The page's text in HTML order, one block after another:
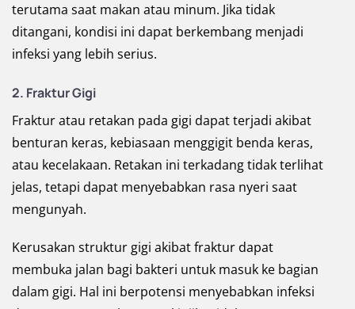
terutama saat makan atau minum. Jika tidak
ditangani, kondisi ini dapat berkembang menjadi
infeksi yang lebih serius.
2. Fraktur Gigi
Fraktur atau retakan pada gigi dapat terjadi akibat
benturan keras, kebiasaan menggigit benda keras,
atau kecelakaan. Retakan ini terkadang tidak terlihat
jelas, tetapi dapat menyebabkan rasa nyeri saat
mengunyah.
Kerusakan struktur gigi akibat fraktur dapat
membuka jalan bagi bakteri untuk masuk ke bagian
dalam gigi. Hal ini berpotensi menyebabkan infeksi